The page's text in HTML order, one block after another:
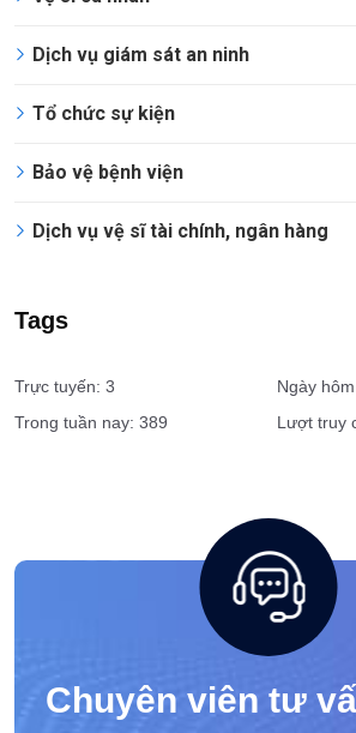
Dịch vụ
Vệ sĩ doanh nghiệp
Vệ sĩ cá nhân
Dịch vụ giám sát an ninh
Trực tuyến: 3
Ngày
Lượt truy